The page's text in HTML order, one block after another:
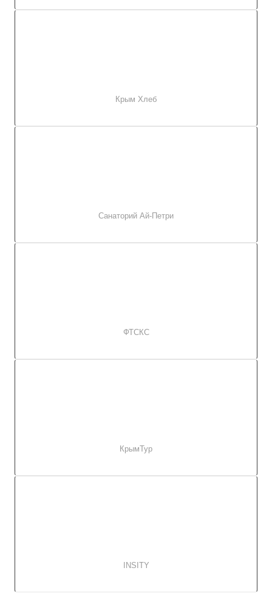
Крым Хлеб
Санаторий Ай-Петри
ФТСКС
КрымТур
INSITY